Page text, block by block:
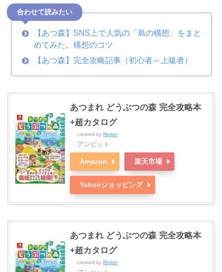
合わせて読みたい
【あつ森】SNS上で人気の「島の構想」をまと
めてみた。構想のコツ
【あつ森】完全攻略記事（初心者～上級者）
あつまれ どうぶつの森 完全攻略本
+超カタログ
created by Rinker
アンビット
Amazon 楽天市場
Yahooショッピング
あつまれ どうぶつの森 完全攻略本
+超カタログ
created by Rinker